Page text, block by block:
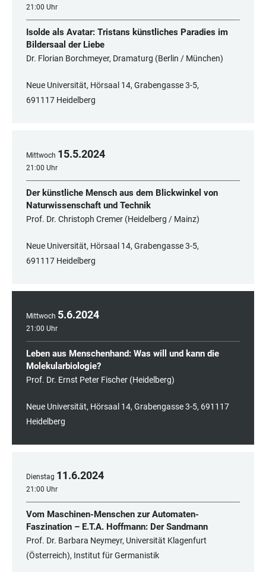
21:00 Uhr
Isolde als Avatar: Tristans künstliches Paradies im
Bildersaal der Liebe
Dr. Florian Borchmeyer, Dramaturg (Berlin / München)
Neue Universität, Hörsaal 14, Grabengasse 3-5,
691117 Heidelberg
Mittwoch 15.5.2024
21:00 Uhr
Der künstliche Mensch aus dem Blickwinkel von
Naturwissenschaft und Technik
Prof. Dr. Christoph Cremer (Heidelberg / Mainz)
Neue Universität, Hörsaal 14, Grabengasse 3-5,
691117 Heidelberg
Mittwoch 5.6.2024
21:00 Uhr
Leben aus Menschenhand: Was will und kann die
Molekularbiologie?
Prof. Dr. Ernst Peter Fischer (Heidelberg)
Neue Universität, Hörsaal 14, Grabengasse 3-5, 691117
Heidelberg
Dienstag 11.6.2024
21:00 Uhr
Vom Maschinen-Menschen zur Automaten-
Faszination – E.T.A. Hoffmann: Der Sandmann
Prof. Dr. Barbara Neymeyr, Universität Klagenfurt
(Österreich), Institut für Germanistik